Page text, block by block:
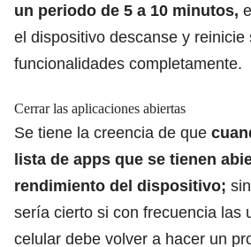
un periodo de 5 a 10 minutos,
el dispositivo descanse y reinicie
funcionalidades completamente.
Cerrar las aplicaciones abiertas
Se tiene la creencia de que
lista de apps que se tienen
rendimiento del dispositivo;
sería cierto si con frecuencia las
celular debe volver a hacer un